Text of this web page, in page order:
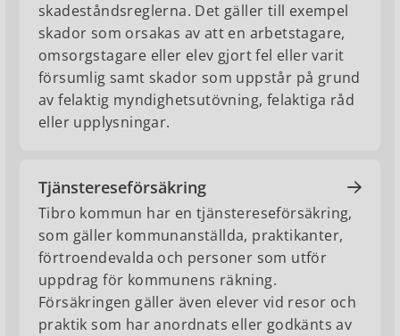
skadeståndsreglerna. Det gäller till exempel
skador som orsakas av att en arbetstagare,
omsorgstagare eller elev gjort fel eller varit
försumlig samt skador som uppstår på grund
av felaktig myndighetsutövning, felaktiga råd
eller upplysningar.
Tjänstereseförsäkring
Tibro kommun har en tjänstereseförsäkring,
som gäller kommunanställda, praktikanter,
förtroendevalda och personer som utför
uppdrag för kommunens räkning.
Försäkringen gäller även elever vid resor och
praktik som har anordnats eller godkänts av